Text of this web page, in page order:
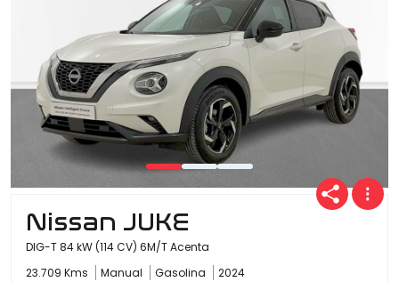
Nissan JUKE
DIG-T 84 kW (114 CV) 6M/T Acenta
23.709 Kms
Manual Gasolina 2024